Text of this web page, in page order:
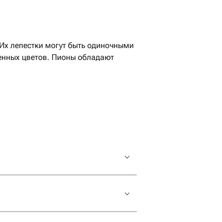
цветов. Пионы обладают
в зависимости от
пионы местного
и даже желтые. Каждый оттенок